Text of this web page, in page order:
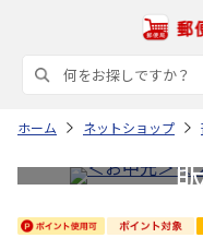
ホーム ネットショップ